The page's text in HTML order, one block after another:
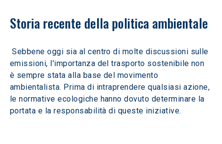
Storia recente della politica ambientale
Sebbene oggi sia al centro di molte discussioni sulle
emissioni, l'importanza del trasporto sostenibile non
è sempre stata alla base del movimento
ambientalista. Prima di intraprendere qualsiasi azione,
le normative ecologiche hanno dovuto determinare la
portata e la responsabilità di queste iniziative.